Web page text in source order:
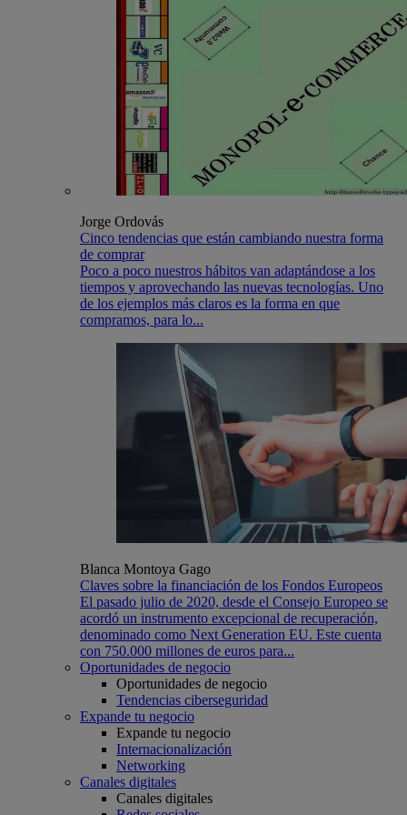
Jorge Ordovás
Cinco tendencias que están cambiando nuestra forma
de comprar
Poco a poco nuestros hábitos van adaptándose a los
tiempos y aprovechando las nuevas tecnologías. Uno
de los ejemplos más claros es la forma en que
compramos, para lo...
Blanca Montoya Gago
Claves sobre la financiación de los Fondos Europeos
El pasado julio de 2020, desde el Consejo Europeo se
acordó un instrumento excepcional de recuperación,
denominado como Next Generation EU. Este cuenta
con 750.000 millones de euros para...
Oportunidades de negocio
Oportunidades de negocio
Tendencias ciberseguridad
Expande tu negocio
Expande tu negocio
Internacionalización
Networking
Canales digitales
Canales digitales